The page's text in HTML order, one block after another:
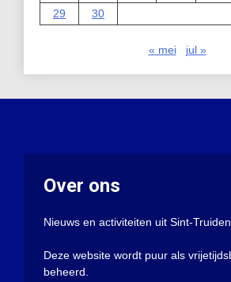
29
30
« mei jul »
Over ons
Nieuws en activiteiten uit Sint-
Deze website wordt puur als
beheerd.